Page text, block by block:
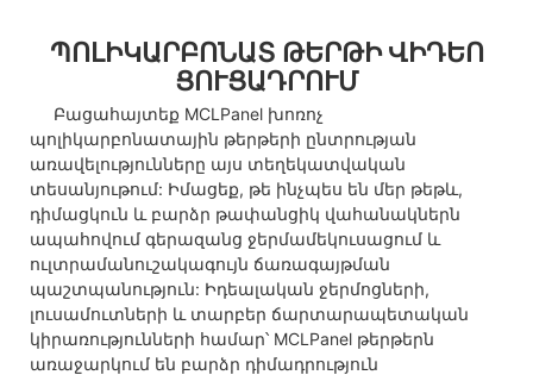
ՊՈԼԻԿԱՐԲՈՆԱՏ ԹԵՐԹԻ ՎԻԴԵՈ
ՑՈՒՑԱԴՐՈՒՄ
Բացահայտեք MCLPanel խոռոչ
պոլիկարբոնատային թերթերի ընտրության
առավելությունները այս տեղեկատվական
տեսանյութում: Իմացեք, թե ինչպես են մեր թեթև,
դիմացկուն և բարձր թափանցիկ վահանակներն
ապահովում գերազանց ջերմամեկուսացում և
ուլտրամանուշակագույն ճառագայթման
պաշտպանություն: Իդեալական ջերմոցների,
լուսամուտների և տարբեր ճարտարապետական ​​
կիրառությունների համար՝ MCLPanel թերթերն
առաջարկում են բարձր դիմադրություն